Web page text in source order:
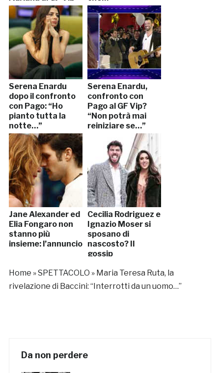
Serena Enardu
dopo il confronto
con Pago: “Ho
pianto tutta la
notte…”
Serena Enardu,
confronto con
Pago al GF Vip?
“Non potrà mai
reiniziare se…”
Jane Alexander ed
Elia Fongaro non
stanno più
insieme: l’annuncio
Cecilia Rodriguez e
Ignazio Moser si
sposano di
nascosto? Il
gossip
Home »SPETTACOLO » Maria Teresa Ruta, la
rivelazione di Baccini: “Interrotti da un uomo…”
Da non perdere